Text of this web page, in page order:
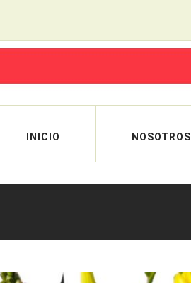
INICIO NOSOTROS